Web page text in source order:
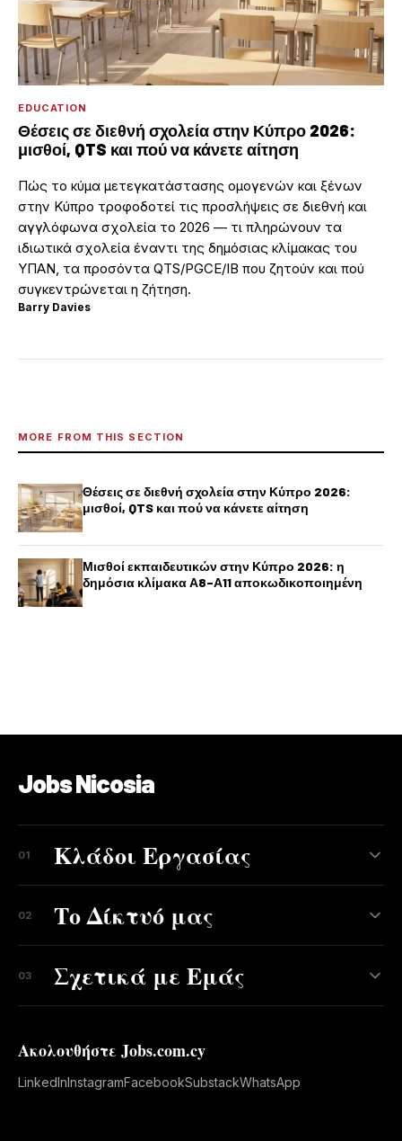
EDUCATION
Θέσεις σε διεθνή σχολεία στην Κύπρο 2026:
μισθοί, QTS και πού να κάνετε αίτηση
Πώς το κύμα μετεγκατάστασης ομογενών και ξένων
στην Κύπρο τροφοδοτεί τις προσλήψεις σε διεθνή και
αγγλόφωνα σχολεία το 2026 — τι πληρώνουν τα
ιδιωτικά σχολεία έναντι της δημόσιας κλίμακας του
ΥΠΑΝ, τα προσόντα QTS/PGCE/IB που ζητούν και πού
συγκεντρώνεται η ζήτηση.
Barry Davies·
MORE FROM THIS SECTION
Θέσεις σε διεθνή σχολεία στην Κύπρο 2026:
μισθοί, QTS και πού να κάνετε αίτηση
Μισθοί εκπαιδευτικών στην Κύπρο 2026: η
δημόσια κλίμακα Α8–Α11 αποκωδικοποιημένη
Jobs Nicosia
01 Κλάδοι Εργασίας
02 Το Δίκτυό μας
03 Σχετικά με Εμάς
Ακολουθήστε Jobs.com.cy
LinkedInInstagramFacebookSubstackWhatsApp